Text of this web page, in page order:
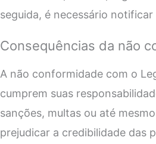
seguida, é necessário
Consequências da não
A não conformidade com o
cumprem suas
sanções, multas ou até
prejudicar a credibilidade das